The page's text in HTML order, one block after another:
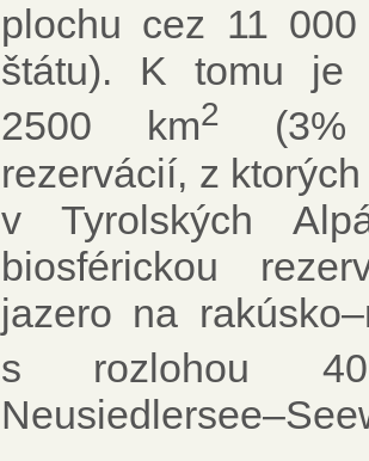
plochu cez 11
štátu). K tomu je
2500 km2
(3%
rezervácií, z
v Tyrolských
biosférickou
jazero na
s rozlohou